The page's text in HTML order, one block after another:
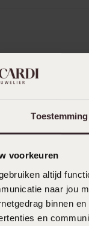
Toestemming
voorkeuren
altijd
naar jou
binnen
en
van